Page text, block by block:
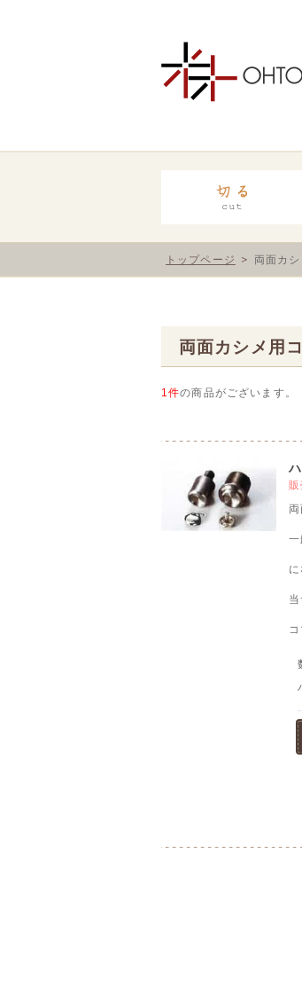
トップページ 両面カ
両面カシメ用
1件の商品がございます。
販